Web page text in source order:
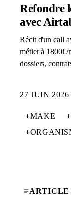
Refondre
avec
Récit d'un call
métier à 1800€/
dossiers,
27 JUIN 2026
+MAKE +
+
ARTICLE